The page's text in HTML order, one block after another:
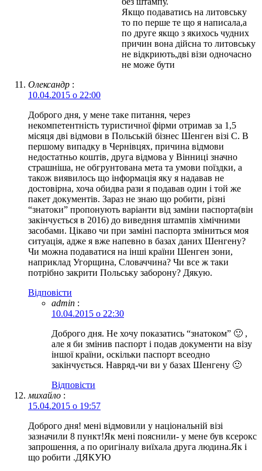
Якщо подаватись на литовську
то по перше те що я написала,а
по друге якщо з якихось чудних
причин вона дійсна то литовську
не відкриють,дві візи одночасно
не може бути
Олександр :
10.04.2015 о 22:00
Доброго дня, у мене таке питання, через
некомпетентність туристичної фірми отримав за 1,5
місяця дві відмови в Польській бізнес Шенген візі С. В
першому випадку в Чернівцях, причина відмови
недостатньо коштів, друга відмова у Вінниці значно
страшніша, не обгрунтована мета та умови поїздки, а
також виявилось що інформація яку я надавав не
достовірна, хоча обидва рази я подавав один і той же
пакет документів. Зараз не знаю що робити, різні
“знатоки” пропонують варіанти від заміни паспорта(він
закінчується в 2016) до виведння штампів хімічними
засобами. Цікаво чи при заміні паспорта зміниться моя
ситуація, адже я вже напевно в базах даних Шенгену?
Чи можна подаватися на інші країни Шенген зони,
наприклад Угорщина, Словаччина? Чи все ж таки
потрібно закрити Польську заборону? Дякую.
Відповіcти
admin :
10.04.2015 о 22:30
Доброго дня. Не хочу показатись “знатоком” 🙂 ,
але я би змінив паспорт і подав документи на візу
іншої країни, оскільки паспорт всеодно
закінчується. Навряд-чи ви у базах Шенгену 🙂
Відповіcти
михайло :
15.04.2015 о 19:57
Доброго дня! мені відмовили у національній візі
зазначили 8 пункт!Як мені пояснили- у мене був ксерокс
запрошення, а по оригіналу виїхала друга людина.Як і
що робити .ДЯКУЮ